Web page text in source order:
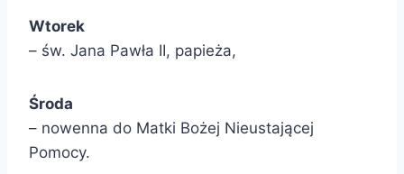
Wtorek
– św. Jana Pawła II, papieża,
Środa
– nowenna do Matki Bożej Nieustającej
Pomocy.